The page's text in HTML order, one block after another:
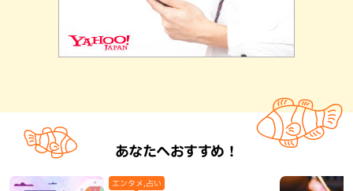
あなたへおすすめ！
エンタメ,占い